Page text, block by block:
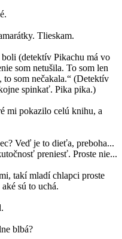
Tlieskam.
(detektív Pikachu má vo
som netušila. To som len
to som nečakala.“ (Detektív
spinkať. Pika pika.)
mi pokazilo celú knihu, a
Veď je to dieťa, preboha...
preniesť. Proste nie...
takí mladí chlapci proste
sú to uchá.
blbá?